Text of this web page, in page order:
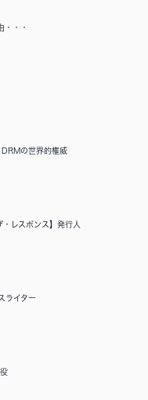
・・・
の世界的権威
レスポンス】発行人
ライター